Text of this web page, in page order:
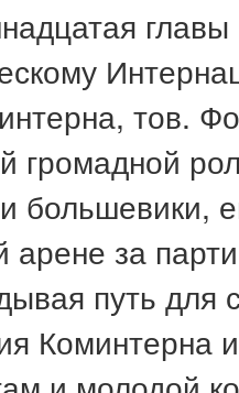
тов.
громадной
большевики,
за
путь для
Коминтерна